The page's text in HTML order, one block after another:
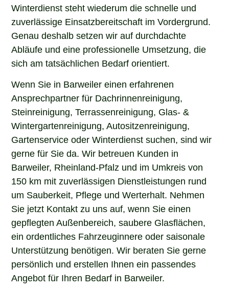
Winterdienst steht wiederum die schnelle und
zuverlässige Einsatzbereitschaft im Vordergrund.
Genau deshalb setzen wir auf durchdachte
Abläufe und eine professionelle Umsetzung, die
sich am tatsächlichen Bedarf orientiert.
Wenn Sie in Barweiler einen erfahrenen
Ansprechpartner für Dachrinnenreinigung,
Steinreinigung, Terrassenreinigung, Glas- &
Wintergartenreinigung, Autositzenreinigung,
Gartenservice oder Winterdienst suchen, sind wir
gerne für Sie da. Wir betreuen Kunden in
Barweiler, Rheinland-Pfalz und im Umkreis von
150 km mit zuverlässigen Dienstleistungen rund
um Sauberkeit, Pflege und Werterhalt. Nehmen
Sie jetzt Kontakt zu uns auf, wenn Sie einen
gepflegten Außenbereich, saubere Glasflächen,
ein ordentliches Fahrzeuginnere oder saisonale
Unterstützung benötigen. Wir beraten Sie gerne
persönlich und erstellen Ihnen ein passendes
Angebot für Ihren Bedarf in Barweiler.